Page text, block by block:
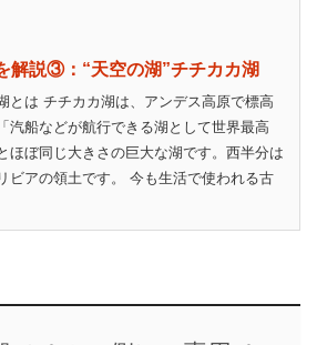
解説③：“天空の湖”チチカカ湖
とは チチカカ湖は、アンデス高原で標高
汽船などが航行できる湖として世界最高
ほぼ同じ大きさの巨大な湖です。西半分は
ビアの領土です。 今も生活で使われる古